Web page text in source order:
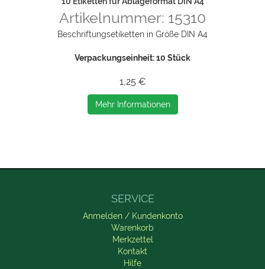
Artikelnummer: 15310
Beschriftungsetiketten in Größe DIN A4
Verpackungseinheit: 10 Stück
1,25 €
Mehr Informationen
SERVICE
Anmelden / Kundenkonto
Warenkorb
Merkzettel
Kontakt
Hilfe